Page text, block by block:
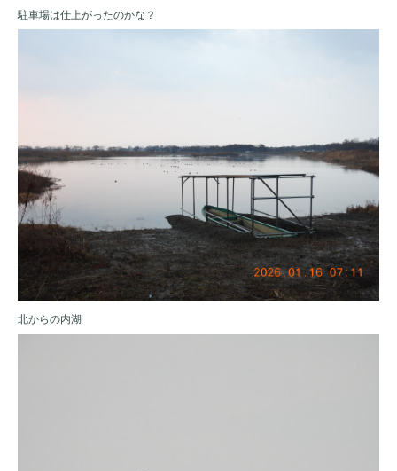
駐車場は仕上がったのかな？
北からの内湖